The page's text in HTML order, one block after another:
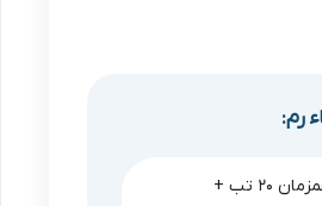
رم:
اجرای همزمان ۲۰ تب +